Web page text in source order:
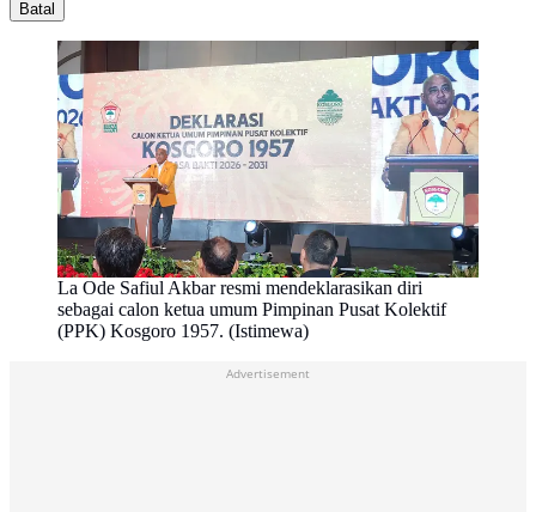
Batal
La Ode Safiul Akbar resmi mendeklarasikan diri
sebagai calon ketua umum Pimpinan Pusat Kolektif
(PPK) Kosgoro 1957. (Istimewa)
Advertisement